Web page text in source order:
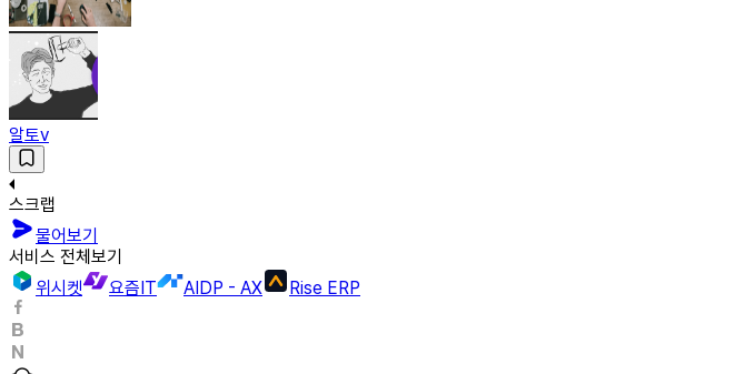
알토v
스크랩
물어보기
서비스 전체보기
위시켓
요즘IT AIDP - AX Rise ERP